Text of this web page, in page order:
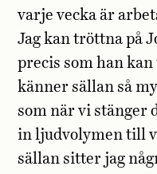
varje vecka är
Jag kan tröttna på
precis som han
känner sällan så
som när vi stänger
in ljudvolymen till
sällan sitter jag